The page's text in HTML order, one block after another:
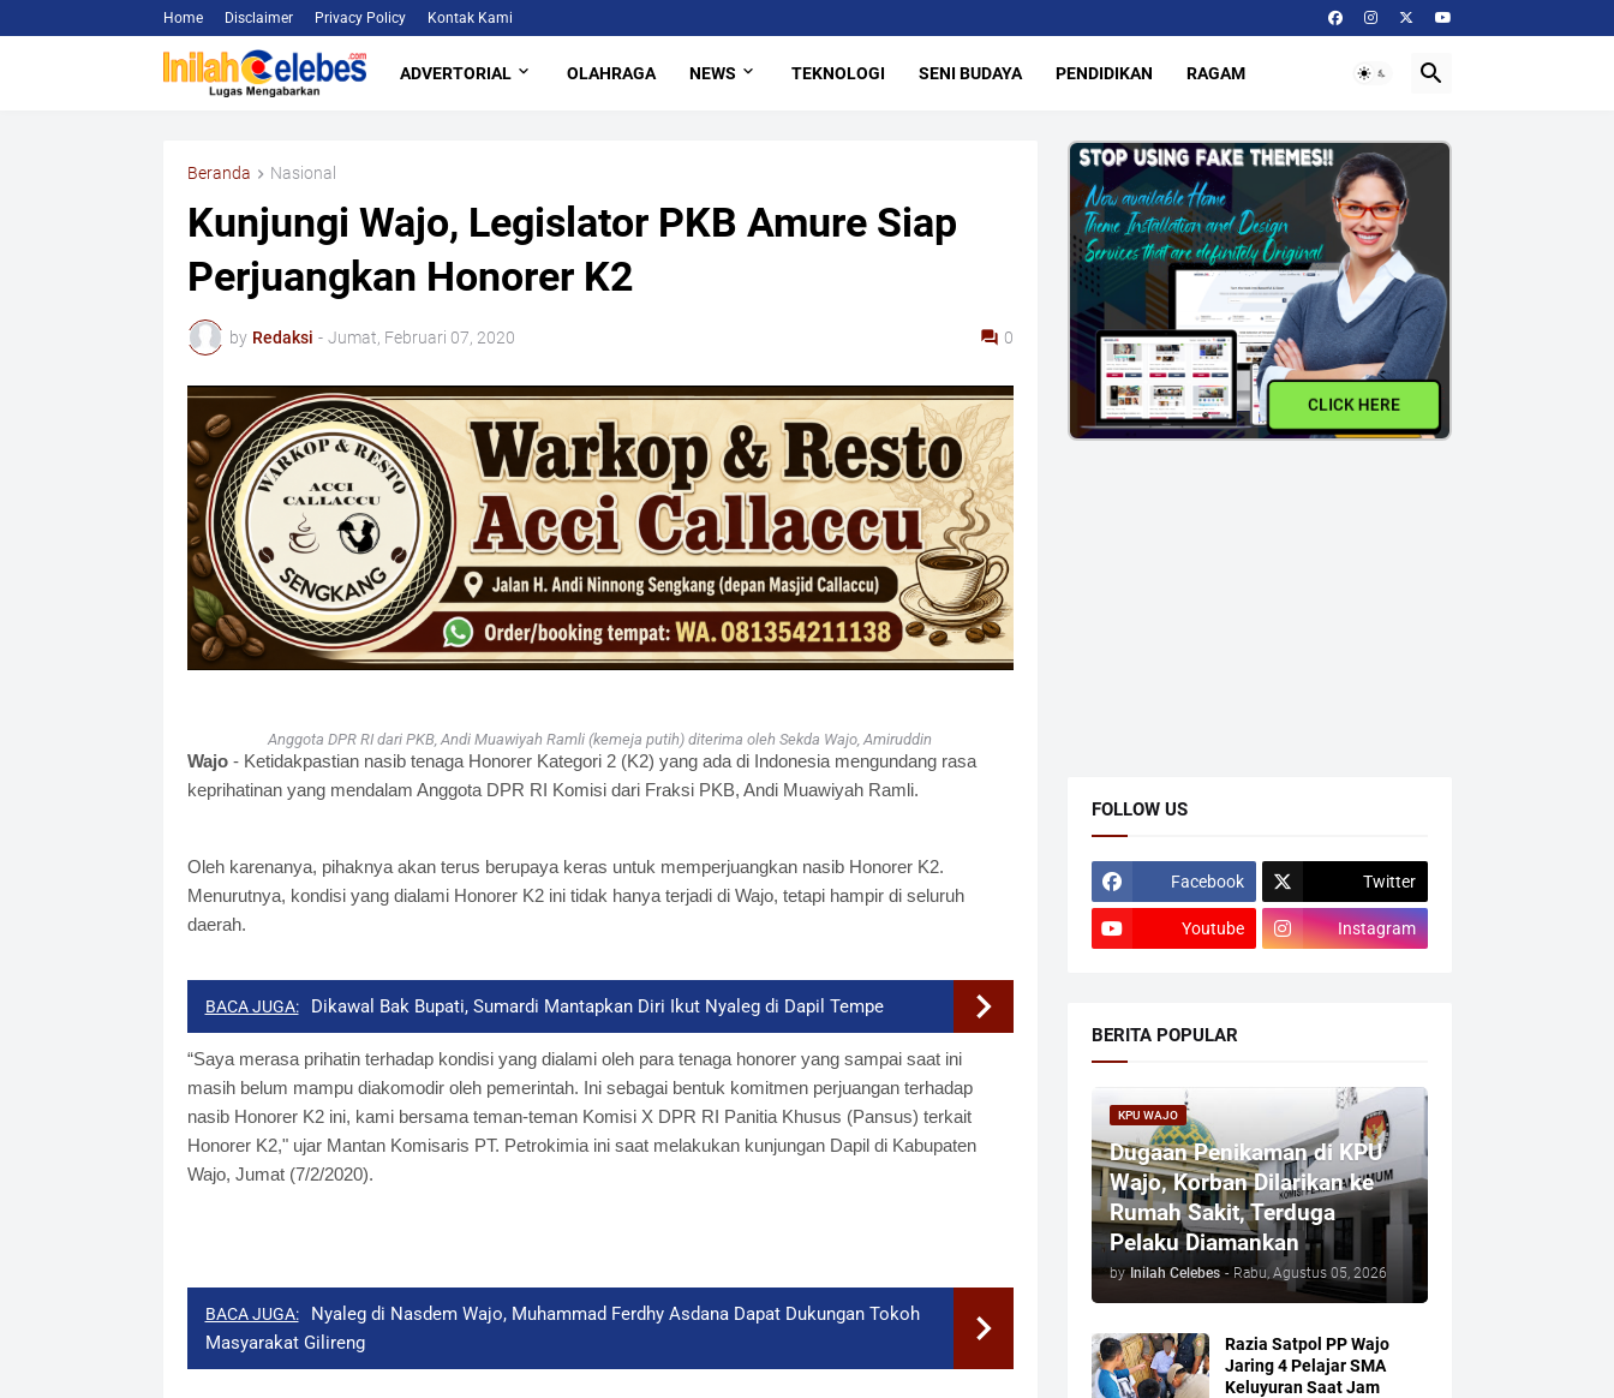
Home Disclaimer Privacy Policy Kontak Kami
ADVERTORIAL OLAHRAGA NEWS TEKNOLOGI SENI BUDAYA PENDIDIKAN RAGAM
Beranda Nasional
Kunjungi Wajo, Legislator PKB Amure Siap
Perjuangkan Honorer K2
by Redaksi - Jumat, Februari 07, 2020 0
Anggota DPR RI dari PKB, Andi Muawiyah Ramli (kemeja putih) diterima oleh Sekda Wajo, Amiruddin
Wajo- Ketidakpastian nasib tenaga Honorer Kategori 2 (K2) yang ada di Indonesia mengundang rasa
keprihatinan yang mendalam Anggota DPR RI Komisi dari Fraksi PKB, Andi Muawiyah Ramli.
Oleh karenanya, pihaknya akan terus berupaya keras untuk memperjuangkan nasib Honorer K2.
Menurutnya, kondisi yang dialami Honorer K2 ini tidak hanya terjadi di Wajo, tetapi hampir di seluruh
daerah.
BACA JUGA: Dikawal Bak Bupati, Sumardi Mantapkan Diri Ikut Nyaleg di Dapil Tempe
“Saya merasa prihatin terhadap kondisi yang dialami oleh para tenaga honorer yang sampai saat ini
masih belum mampu diakomodir oleh pemerintah. Ini sebagai bentuk komitmen perjuangan terhadap
nasib Honorer K2 ini, kami bersama teman-teman Komisi X DPR RI Panitia Khusus (Pansus) terkait
Honorer K2," ujar Mantan Komisaris PT. Petrokimia ini saat melakukan kunjungan Dapil di Kabupaten
Wajo, Jumat (7/2/2020).
BACA JUGA:
Nyaleg di Nasdem Wajo, Muhammad Ferdhy Asdana Dapat Dukungan Tokoh
Masyarakat Gilireng
CLICK HERE
FOLLOW US
Facebook Twitter
Youtube Instagram
BERITA POPULAR
KPU WAJO
Dugaan Penikaman di KPU
Wajo, Korban Dilarikan ke
Rumah Sakit, Terduga
Pelaku Diamankan
by Inilah Celebes - Rabu, Agustus 05, 2026
Razia Satpol PP Wajo
Jaring 4 Pelajar SMA
Keluyuran Saat Jam